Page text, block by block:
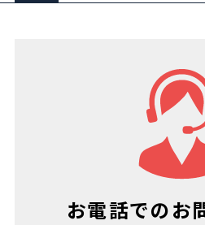
お電話でのお